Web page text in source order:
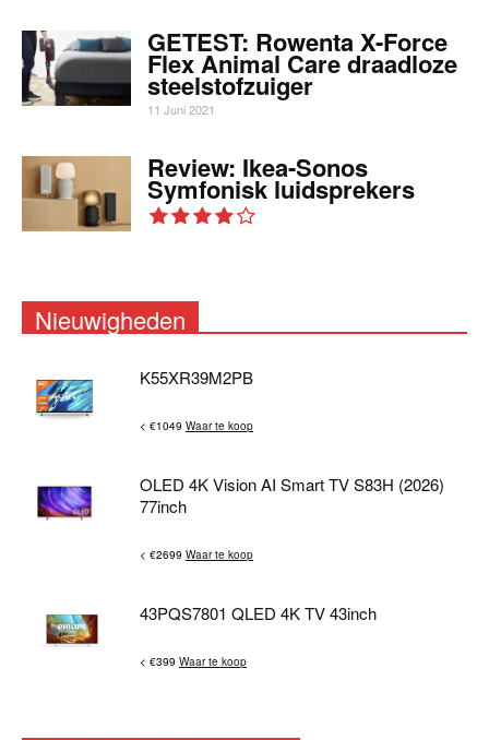
GETEST: Rowenta X-Force
Flex Animal Care draadloze
steelstofzuiger
11 Juni 2021
Review: Ikea-Sonos
Symfonisk luidsprekers
Nieuwigheden
K55XR39M2PB
< €1049 Waar te koop
OLED 4K Vision AI Smart TV S83H (2026)
77inch
< €2699 Waar te koop
43PQS7801 QLED 4K TV 43inch
< €399 Waar te koop